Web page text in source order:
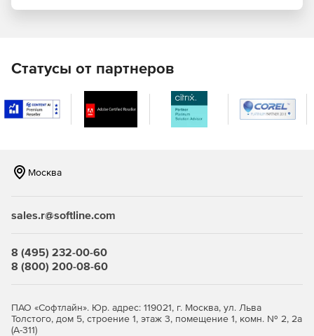
Защита пользователей от спама и другого
содержимого, не связанного с работой (ПО Anti-Virus
for Microsoft Exchange Servers).
Автоматическое обновление определений вирусов.
Статусы от партнеров
Москва
sales.r@softline.com
8 (495) 232-00-60
8 (800) 200-08-60
ПАО «Софтлайн». Юр. адрес: 119021, г. Москва, ул. Льва
Толстого, дом 5, строение 1, этаж 3, помещение 1, комн. № 2, 2а
(А-311)